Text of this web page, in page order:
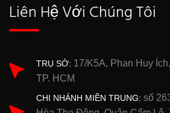
Liên Hệ Với Chúng Tôi
TRỤ SỞ: 17/K5A, Phan Huy
TP. HCM
CHI NHÁNH MIỀN TRUNG: số